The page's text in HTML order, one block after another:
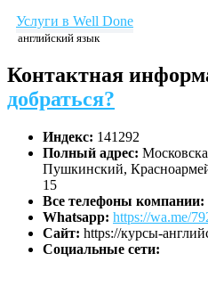
Услуги в Well Done
английский язык
Контактная
добраться?
Индекс: 141292
Полный адрес:
Пушкинский,
15
Все телефоны компании:
Whatsapp: https://wa.me/
Сайт: https://курсы-
Социальные сети: